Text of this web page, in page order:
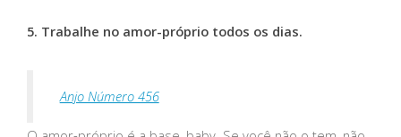
5. Trabalhe no amor-próprio todos os dias.
Anjo Número 456